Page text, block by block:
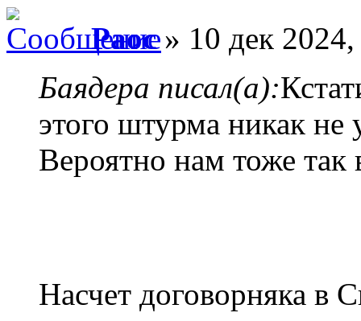
Раос» 10 дек
Баядера писал(а):
этого штурма никак не
Вероятно нам тоже так
Насчет договорняка в